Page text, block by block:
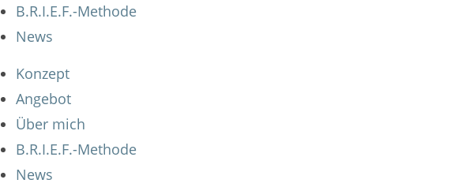
B.R.I.E.F.-Methode
News
Konzept
Angebot
Über mich
B.R.I.E.F.-Methode
News